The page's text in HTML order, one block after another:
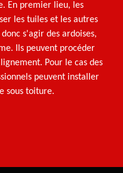
En premier lieu, les
les tuiles et les autres
s'agir des ardoises,
Ils peuvent procéder
Pour le cas des
peuvent installer
sous toiture.